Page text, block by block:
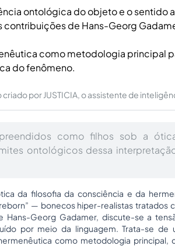
ontológica do objeto e o sentido
contribuições de Hans-Georg
como metodologia principal
do fenômeno.
criado por JUSTICIA, o assistente de
como filhos sob a
ontológicos dessa
da filosofia da consciência e da
reborn” — bonecos hiper-realistas tratados
Hans-Georg Gadamer, discute-se a
por meio da linguagem. Trata-se de
como metodologia principal,